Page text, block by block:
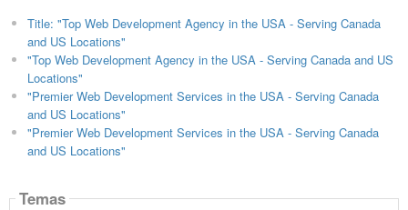
Title: "Top Web Development Agency in the USA - Serving Canada
and US Locations"
"Top Web Development Agency in the USA - Serving Canada and US
Locations"
"Premier Web Development Services in the USA - Serving Canada
and US Locations"
"Premier Web Development Services in the USA - Serving Canada
and US Locations"
Temas